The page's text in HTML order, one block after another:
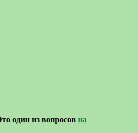
один из вопросов на